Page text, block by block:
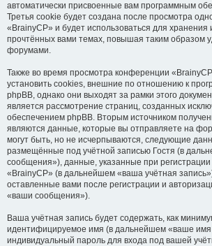
автоматически присвоенные вам программным
Третья cookie будет создана после просмотра
«BrainyCP» и будет использоваться для
прочтённых вами темах, повышая таким образом
форумами.
Также во время просмотра конференции
установить cookies, внешние по отношению к
phpBB, однако они выходят за рамки этого
является рассмотрение страниц, созданных
обеспечением phpBB. Вторым источником
являются данные, которые вы отправляете на
могут быть, но не исчерпываются, следующие
размещённые под учётной записью Гостя (в
сообщения»), данные, указанные при
«BrainyCP» (в дальнейшем «ваша учётная
оставленные вами после регистрации и
«ваши сообщения»).
Ваша учётная запись будет содержать, как
идентифицируемое имя (в дальнейшем «ваше имя
индивидуальный пароль для входа под вашей